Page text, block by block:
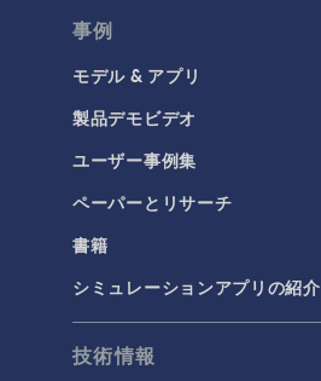
事例
モデル & アプリ
製品デモビデオ
ユーザー事例集
ペーパーとリサーチ
書籍
シミュレーションアプリの紹介
技術情報